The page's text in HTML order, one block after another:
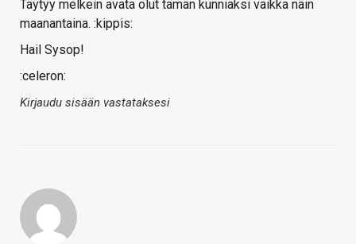
Täytyy melkein avata olut tämän kunniaksi vaikka näin
maanantaina. :kippis:
Hail Sysop!
:celeron:
Kirjaudu sisään vastataksesi